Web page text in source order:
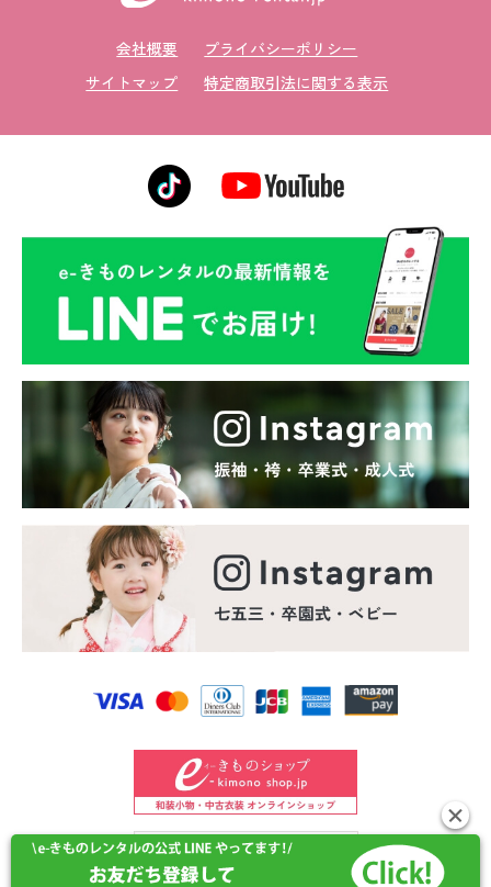
会社概要
プライバシーポリシー
サイトマップ
特定商取引法に関する表示